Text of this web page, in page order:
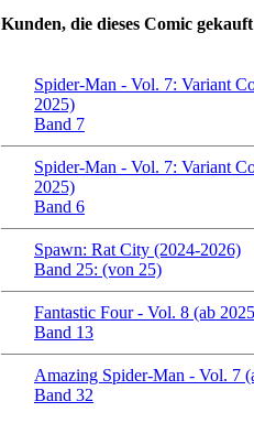
Kunden, die dieses Comic
Spider-Man - Vol. 7: Variant
2025)
Band 7
Spider-Man - Vol. 7: Variant
2025)
Band 6
Spawn: Rat City (2024-2026)
Band 25: (von 25)
Fantastic Four - Vol. 8 (ab
Band 13
Amazing Spider-Man - Vol. 7
Band 32